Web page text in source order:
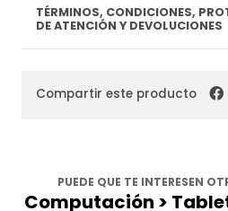
TÉRMINOS, CONDICIONES,
DE ATENCIÓN Y DEVOLUCIONES
Compartir este producto
PUEDE QUE TE INTERESEN
Computación >